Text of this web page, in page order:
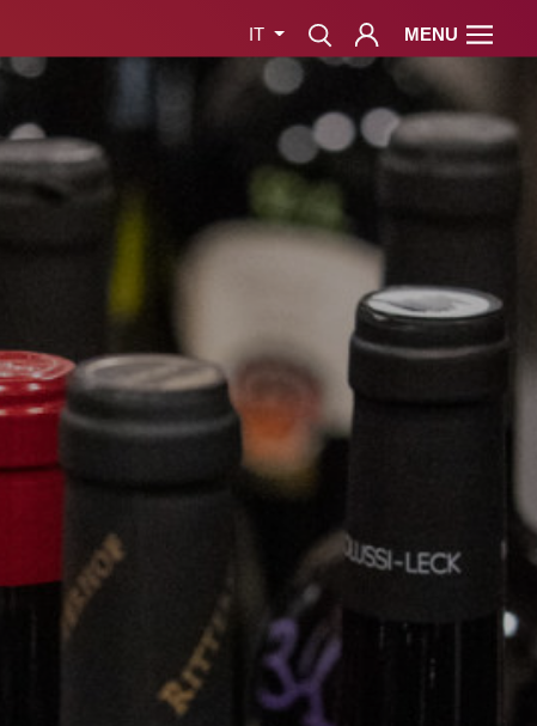
IT MENU